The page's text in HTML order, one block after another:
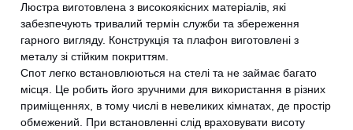
Люстра виготовлена з високоякісних матеріалів, які
забезпечують тривалий термін служби та збереження
гарного вигляду. Конструкція та плафон виготовлені з
металу зі стійким покриттям.
Спот легко встановлюються на стелі та не займає багато
місця. Це робить його зручними для використання в різних
приміщеннях, в тому числі в невеликих кімнатах, де простір
обмежений. При встановленні слід враховувати висоту